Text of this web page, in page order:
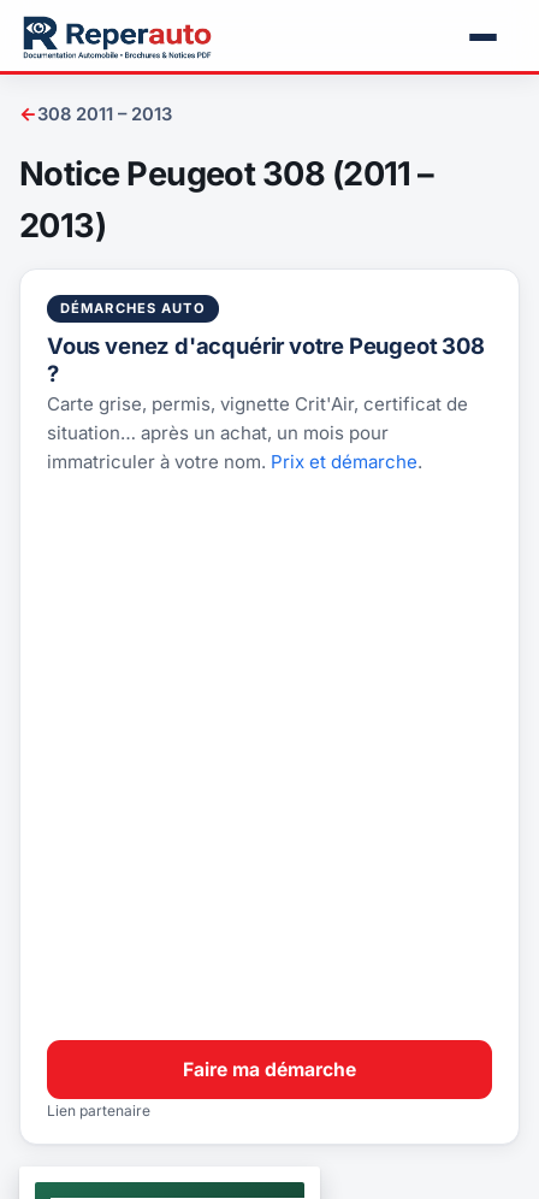
←308 2011 – 2013
Notice Peugeot 308 (2011 –
2013)
DÉMARCHES AUTO
Vous venez d'acquérir votre Peugeot 308
?
Carte grise, permis, vignette Crit'Air, certificat de
situation… après un achat, un mois pour
immatriculer à votre nom. Prix et démarche.
Faire ma démarche
Lien partenaire